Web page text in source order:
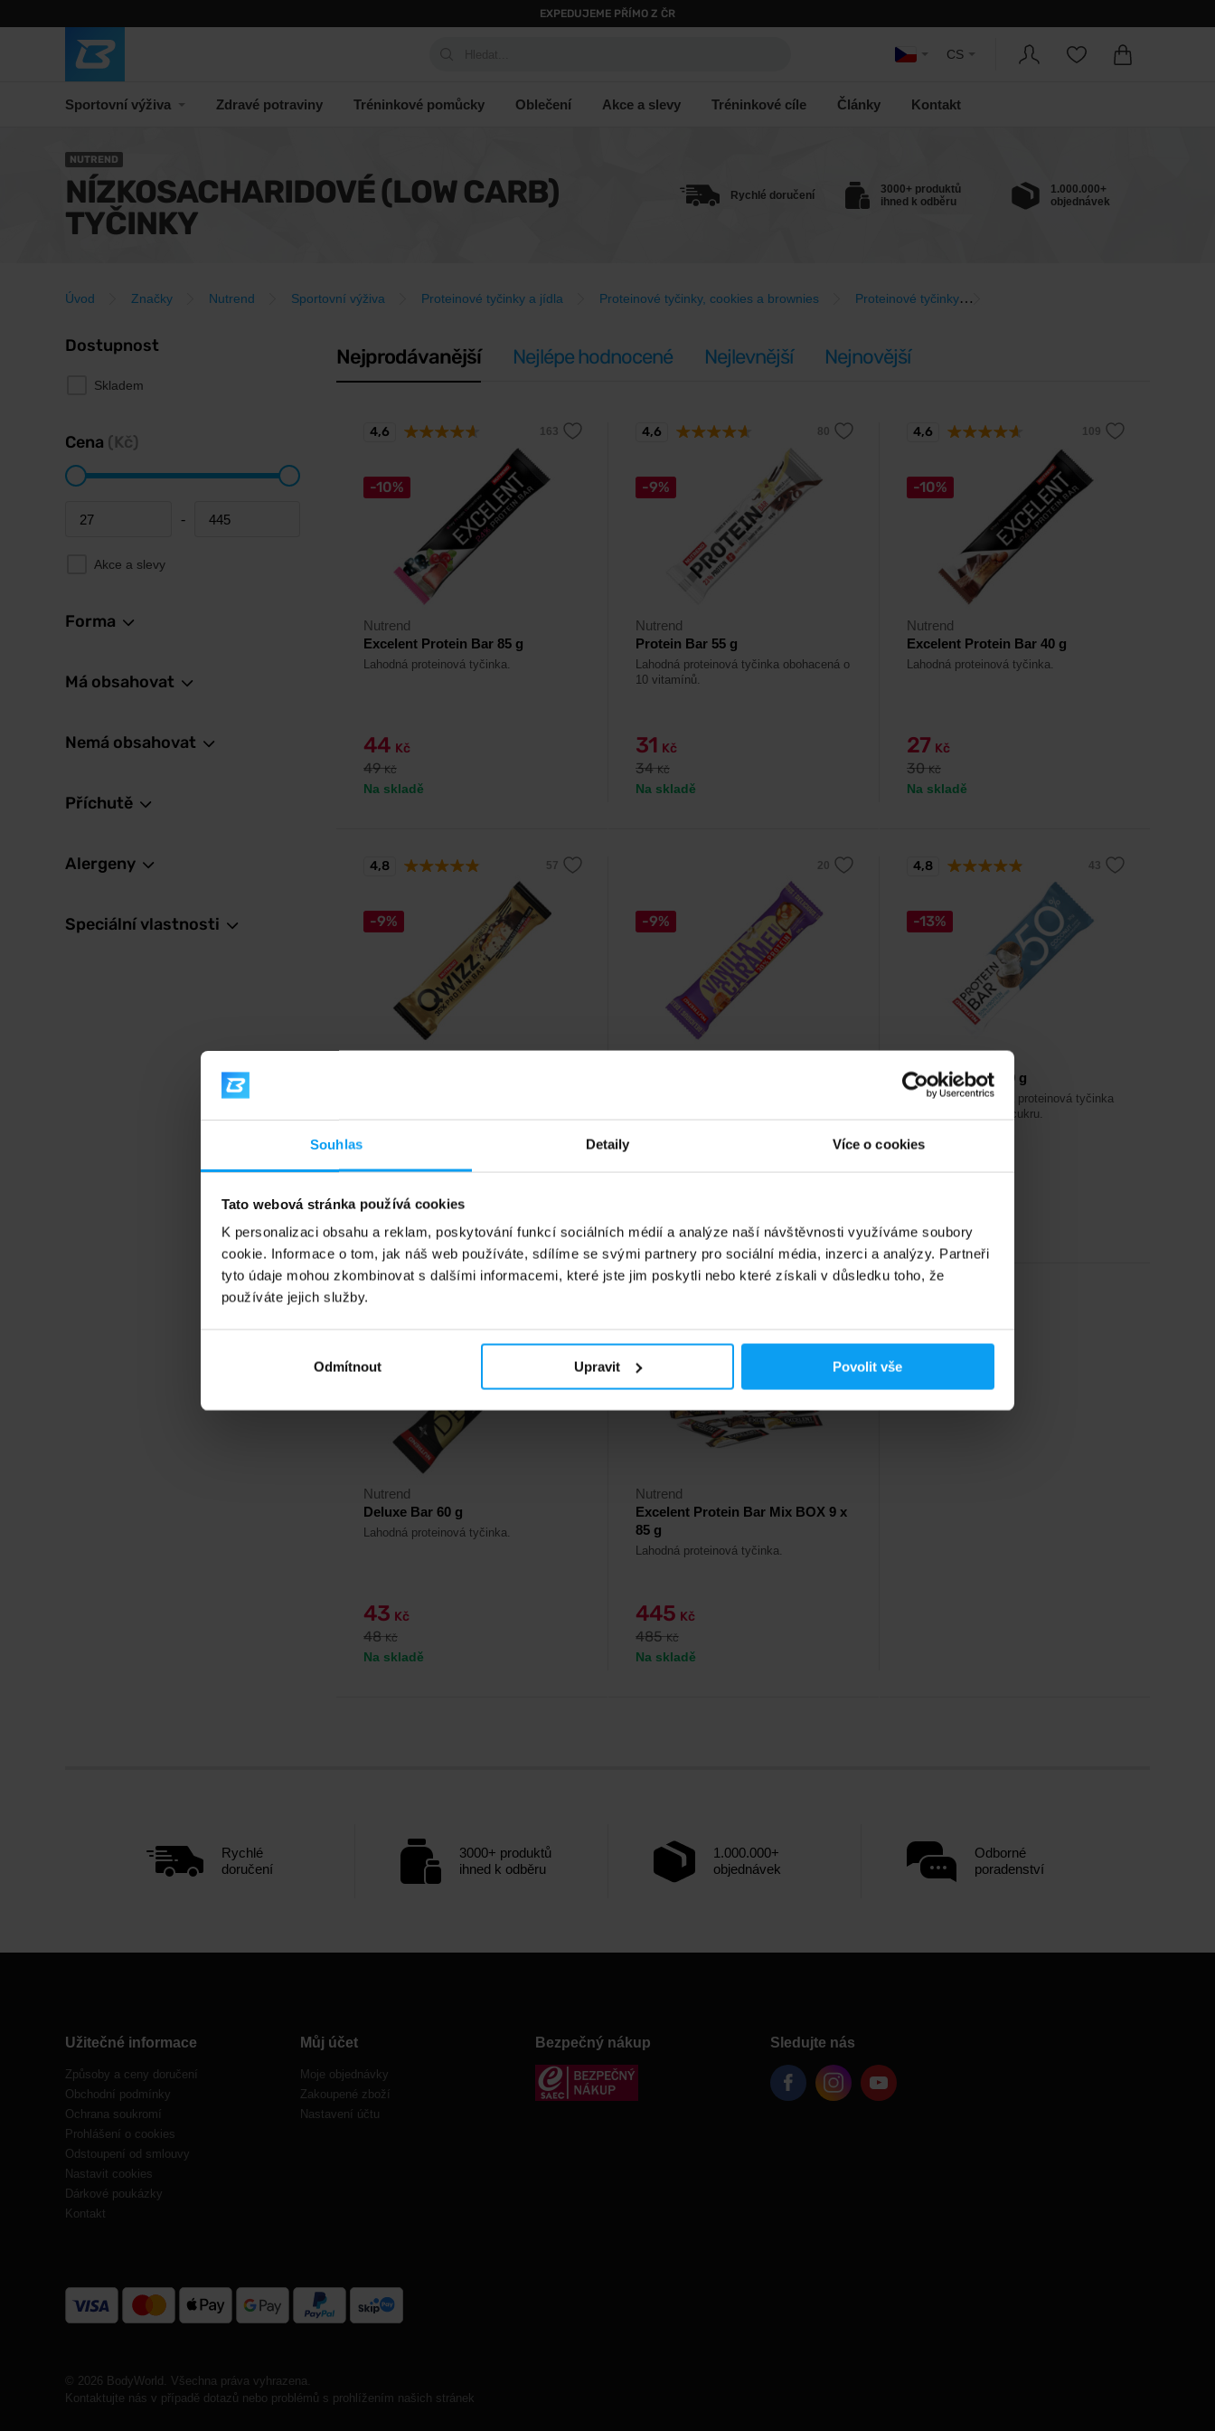
Souhlas Detaily Více o cookies
Tato webová stránka používá cookies
K personalizaci obsahu a reklam, poskytování funkcí sociálních médií a analýze naší návštěvnosti využíváme soubory
cookie. Informace o tom, jak náš web používáte, sdílíme se svými partnery pro sociální média, inzerci a analýzy. Partneři
tyto údaje mohou zkombinovat s dalšími informacemi, které jste jim poskytli nebo které získali v důsledku toho, že
používáte jejich služby.
Odmítnout Upravit Povolit vše
EXPEDUJEME PŘÍMO Z ČR
CS
Sportovní výživa Zdravé potraviny Tréninkové pomůcky Oblečení Akce a slevy Tréninkové cíle Články Kontakt
NUTREND
NÍZKOSACHARIDOVÉ (LOW CARB)
TYČINKY
Rychlé doručení
3000+ produktů
ihned k odběru
1.000.000+
objednávek
Úvod Značky Nutrend Sportovní výživa Proteinové tyčinky a jídla Proteinové tyčinky, cookies a brownies Proteinové tyčinky
Dostupnost
Skladem
Cena (Kč)
Minimum price -
Maximum price
Akce a slevy
Forma
Má obsahovat
Nemá obsahovat
Příchutě
Alergeny
Speciální vlastnosti
Nejprodávanější Nejlépe hodnocené Nejlevnější Nejnovější
-10%
Nutrend
Excelent Protein Bar 85 g
Lahodná proteinová tyčinka.
44 Kč
49Kč
Na skladě
4,6
-9%
Nutrend
Protein Bar 55 g
Lahodná proteinová tyčinka obohacená o
10 vitamínů.
31 Kč
34Kč
Na skladě
4,6
-10%
Nutrend
Excelent Protein Bar 40 g
Lahodná proteinová tyčinka.
27 Kč
30Kč
Na skladě
4,6
-9%
48
53Kč
4,8
-9%
48
-13%
Protein Bar 50 50 g
Lahodná bezlepková proteinová tyčinka
s nízkým obsahem cukru.
48
4,8
Nutrend
Deluxe Bar 60 g
Lahodná proteinová tyčinka.
43 Kč
48Kč
Na skladě
Nutrend
Excelent Protein Bar Mix BOX 9 x
85 g
Lahodná proteinová tyčinka.
445 Kč
485Kč
Na skladě
Rychlé
doručení
3000+ produktů
ihned k odběru
1.000.000+
objednávek
Odborné
poradenství
Užitečné informace
Způsoby a ceny doručení
Obchodní podmínky
Ochrana soukromí
Prohlášení o cookies
Odstoupení od smlouvy
Nastavit cookies
Dárkové poukázky
Kontakt
Můj účet
Moje objednávky
Zakoupené zboží
Nastavení účtu
Bezpečný nákup Sledujte nás
© 2026 BodyWorld. Všechna práva vyhrazena.
Kontaktujte nás v případě dotazů nebo problémů s prohlížením našich stránek